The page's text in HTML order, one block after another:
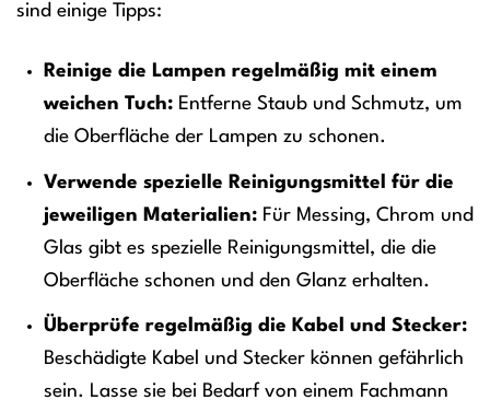
sind einige Tipps:
Reinige die Lampen regelmäßig mit einem
weichen Tuch:Entferne Staub und Schmutz, um
die Oberfläche der Lampen zu schonen.
Verwende spezielle Reinigungsmittel für die
jeweiligen Materialien:Für Messing, Chrom und
Glas gibt es spezielle Reinigungsmittel, die die
Oberfläche schonen und den Glanz erhalten.
Überprüfe regelmäßig die Kabel und Stecker:
Beschädigte Kabel und Stecker können gefährlich
sein. Lasse sie bei Bedarf von einem Fachmann